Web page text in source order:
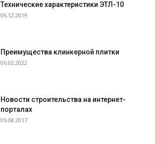
Технические характеристики ЭТЛ-10
06.12.2019
Преимущества клинкерной плитки
06.02.2022
Новости строительства на интернет-
порталах
05.08.2017